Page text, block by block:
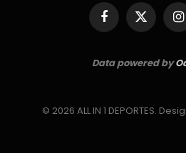
Facebook
X
(Twitter)
Data powered by
© 2026 ALL IN 1 DEPORTES.